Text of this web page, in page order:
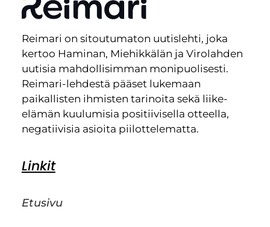
Reimari on sitoutumaton uutislehti, joka
kertoo Haminan, Miehikkälän ja Virolahden
uutisia mahdollisimman monipuolisesti.
Reimari-lehdestä pääset lukemaan
paikallisten ihmisten tarinoita sekä liike-
elämän kuulumisia positiivisella otteella,
negatiivisia asioita piilottelematta.
Linkit
Etusivu